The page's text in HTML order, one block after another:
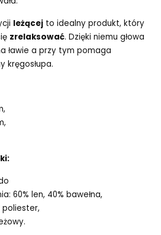
leżącej to idealny produkt, który
zrelaksować. Dzięki niemu głowa
ławie a przy tym pomaga
kręgosłupa.
60% len, 40% bawełna,
poliester,